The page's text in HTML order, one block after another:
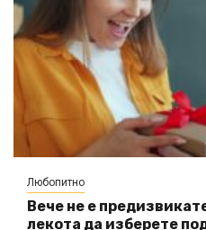
Любопитно
Вече не е
лекота да изберете